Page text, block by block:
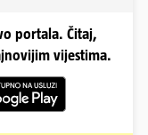
portala. Čitaj,
vijestima.